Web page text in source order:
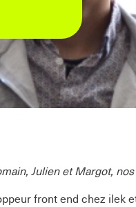
Julien et Margot,
front end chez ilek